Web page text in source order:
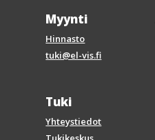
Myynti
Hinnasto
tuki@el-vis.fi
Tuki
Yhteystiedot